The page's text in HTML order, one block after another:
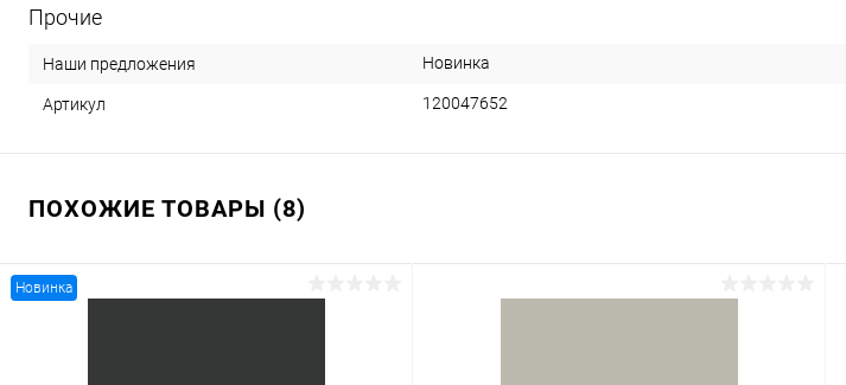
Прочие
Наши предложения Новинка
Артикул 120047652
ПОХОЖИЕ ТОВАРЫ (8)
Новинка